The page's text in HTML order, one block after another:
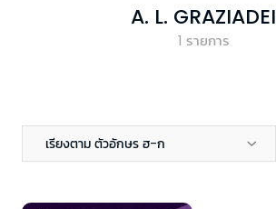
A. L. GRAZIADEI
1 รายการ
เรียงตาม ตัวอักษร ฮ-ก